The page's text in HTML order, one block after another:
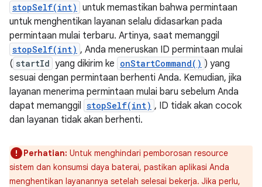
stopSelf(int) untuk memastikan bahwa permintaan
untuk menghentikan layanan selalu didasarkan pada
permintaan mulai terbaru. Artinya, saat memanggil
stopSelf(int) , Anda meneruskan ID permintaan mulai
( startId yang dikirim ke onStartCommand() ) yang
sesuai dengan permintaan berhenti Anda. Kemudian, jika
layanan menerima permintaan mulai baru sebelum Anda
dapat memanggil stopSelf(int) , ID tidak akan cocok
dan layanan tidak akan berhenti.
Perhatian: Untuk menghindari pemborosan resource
sistem dan konsumsi daya baterai, pastikan aplikasi Anda
menghentikan layanannya setelah selesai bekerja. Jika perlu,